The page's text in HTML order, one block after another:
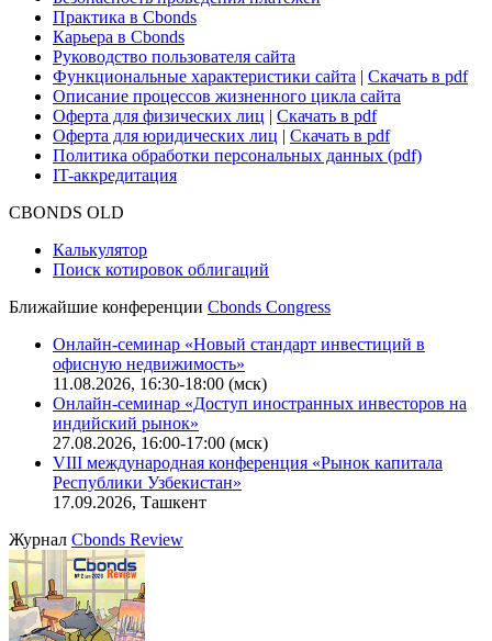
Практика в Cbonds
Карьера в Cbonds
Руководство пользователя сайта
Функциональные характеристики сайта | Скачать в pdf
Описание процессов жизненного цикла сайта
Оферта для физических лиц | Скачать в pdf
Оферта для юридических лиц | Скачать в pdf
Политика обработки персональных данных (pdf)
IT-аккредитация
CBONDS OLD
Калькулятор
Поиск котировок облигаций
Ближайшие конференции Cbonds Congress
Онлайн-семинар «Новый стандарт инвестиций в
офисную недвижимость»
11.08.2026, 16:30-18:00 (мск)
Онлайн-семинар «Доступ иностранных инвесторов на
индийский рынок»
27.08.2026, 16:00-17:00 (мск)
VIII международная конференция «Рынок капитала
Республики Узбекистан»
17.09.2026, Ташкент
Журнал Cbonds Review